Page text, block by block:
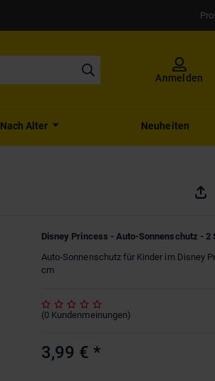
Anmelden
Nach Alter Neuheiten
Disney Princess - Auto-Sonnenschutz - 2
Auto-Sonnenschutz für Kinder im Disney
cm
(0 Kundenmeinungen)
3,99 € *